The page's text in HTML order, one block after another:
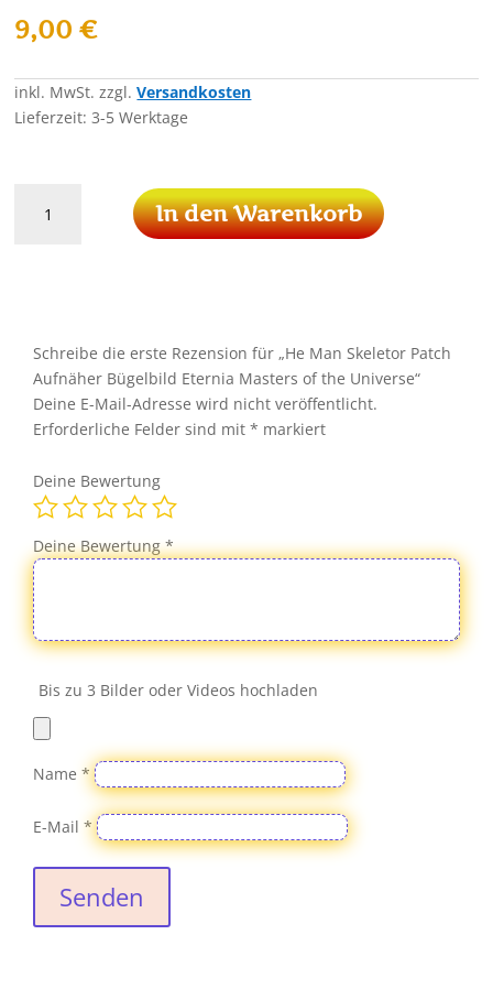
9,00€
inkl. MwSt. zzgl.Versandkosten
Lieferzeit:3-5 Werktage
Eternia
Masters
the
Menge
In den Warenkorb
Schreibe die erste Rezension für „He Man Skeletor Patch
Aufnäher Bügelbild Eternia Masters of the Universe“
Deine E-Mail-Adresse wird nicht veröffentlicht.
Erforderliche Felder sind mit* markiert
Deine Bewertung
Deine Bewertung*
Bis zu 3 Bilder oder Videos hochladen
Name*
E-Mail*
Senden